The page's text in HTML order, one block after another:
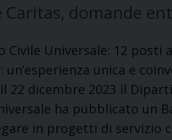
domande
Civile Universale: 12 posti
un’esperienza unica e
22 dicembre 2023 il
ha pubblicato un
in progetti di servizio